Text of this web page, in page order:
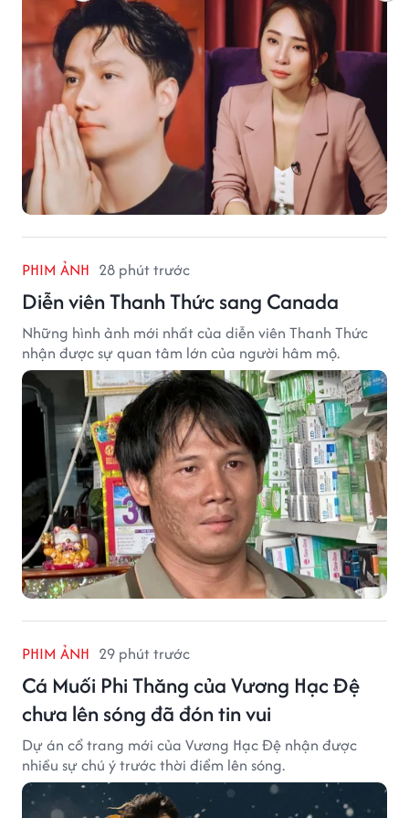
PHIM ẢNH 28 phút trước
Diễn viên Thanh Thức sang Canada
Những hình ảnh mới nhất của diễn viên Thanh Thức
nhận được sự quan tâm lớn của người hâm mộ.
PHIM ẢNH 29 phút trước
Cá Muối Phi Thăng của Vương Hạc Đệ
chưa lên sóng đã đón tin vui
Dự án cổ trang mới của Vương Hạc Đệ nhận được
nhiều sự chú ý trước thời điểm lên sóng.